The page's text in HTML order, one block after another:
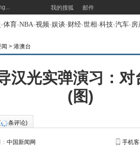
我的搜狐 邮件
-体育-NBA-视频-娱谈-财经-世相-科技-汽车-房
闻 > 港澳台
汉光实弹演习：
(图)
条评论)
中国新闻网 手机